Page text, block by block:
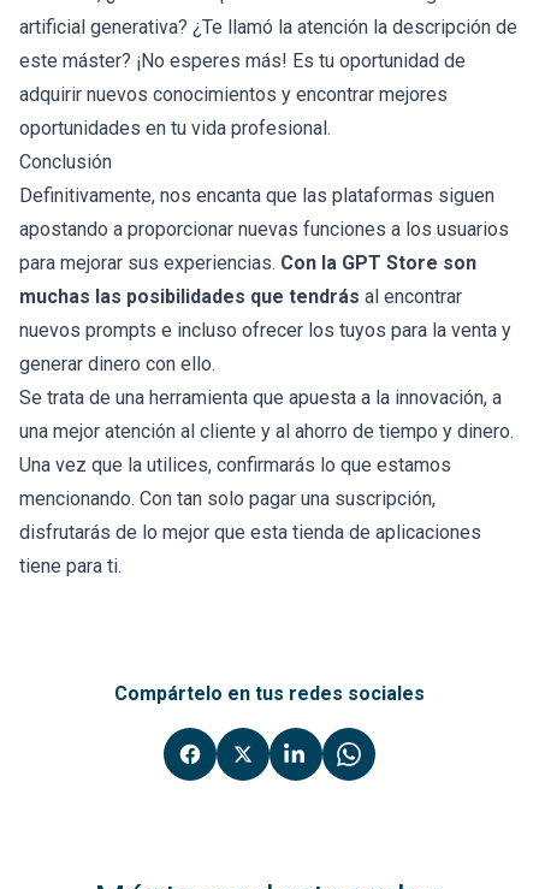
artificial generativa? ¿Te llamó la atención la descripción de
este máster? ¡No esperes más! Es tu oportunidad de
adquirir nuevos conocimientos y encontrar mejores
oportunidades en tu vida profesional.
Conclusión
Definitivamente, nos encanta que las plataformas siguen
apostando a proporcionar nuevas funciones a los usuarios
para mejorar sus experiencias. Con la GPT Store son
muchas las posibilidades que tendrás al encontrar
nuevos prompts e incluso ofrecer los tuyos para la venta y
generar dinero con ello.
Se trata de una herramienta que apuesta a la innovación, a
una mejor atención al cliente y al ahorro de tiempo y dinero.
Una vez que la utilices, confirmarás lo que estamos
mencionando. Con tan solo pagar una suscripción,
disfrutarás de lo mejor que esta tienda de aplicaciones
tiene para ti.
Compártelo en tus redes sociales